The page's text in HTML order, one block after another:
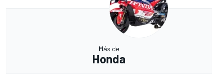
Más de
Honda